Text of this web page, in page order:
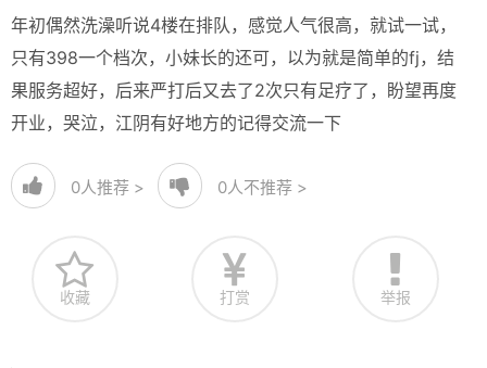
年初偶然洗澡听说4楼在排队，感觉人气很高，就试一试，
只有398一个档次，小妹长的还可，以为就是简单的fj，结
果服务超好，后来严打后又去了2次只有足疗了，盼望再度
开业，哭泣，江阴有好地方的记得交流一下
0人推荐 > 0人不推荐 >
收藏 打赏 举报